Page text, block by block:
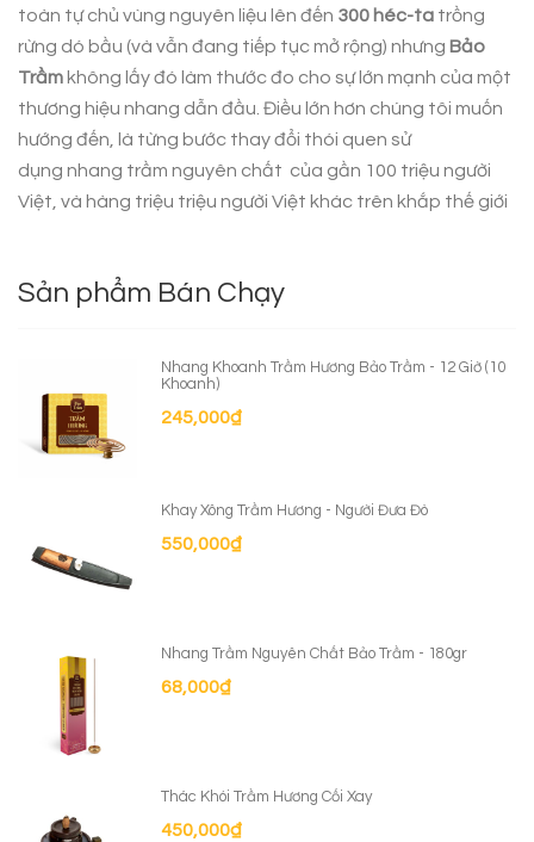
toàn tự chủ vùng nguyên liệu lên đến 300 héc-ta trồng
rừng dó bầu (và vẫn đang tiếp tục mở rộng) nhưng Bảo
Trầm không lấy đó làm thước đo cho sự lớn mạnh của một
thương hiệu nhang dẫn đầu. Điều lớn hơn chúng tôi muốn
hướng đến, là từng bước thay đổi thói quen sử
dụng nhang trầm nguyên chất của gần 100 triệu người
Việt, và hàng triệu triệu người Việt khác trên khắp thế giới
Sản phẩm Bán Chạy
Nhang Khoanh Trầm Hương Bảo Trầm - 12 Giờ (10
Khoanh)
245,000₫
Khay Xông Trầm Hương - Người Đưa Đò
550,000₫
Nhang Trầm Nguyên Chất Bảo Trầm - 180gr
68,000₫
Thác Khói Trầm Hương Cối Xay
450,000₫